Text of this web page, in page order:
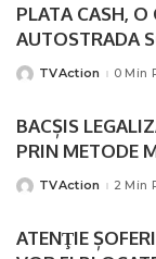
PLATA CASH, O
AUTOSTRADA
PostedTVAction 0 Min
BACȘIS
PRIN METODE
PostedTVAction 2 Min
ATENŢIE